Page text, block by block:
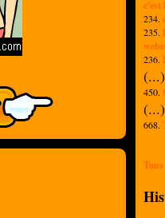
c'est
234.
235.
236.
(...)
450.
(...)
668.